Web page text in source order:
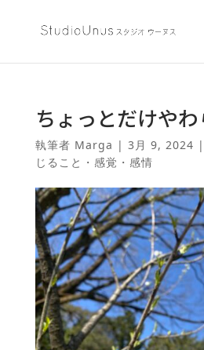
ちょっとだけや
執筆者 Marga | 3月 9, 2024 |
じること・感覚・感情